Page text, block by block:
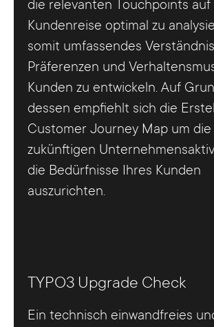
die relevanten Touchpoints auf
Kundenreise optimal zu
somit umfassendes
Präferenzen und
Kunden zu entwickeln. Auf
dessen empfiehlt sich die
Customer Journey Map um die
zukünftigen
die Bedürfnisse Ihres Kunden
auszurichten.
TYPO3 Upgrade Check
Ein technisch einwandfreies